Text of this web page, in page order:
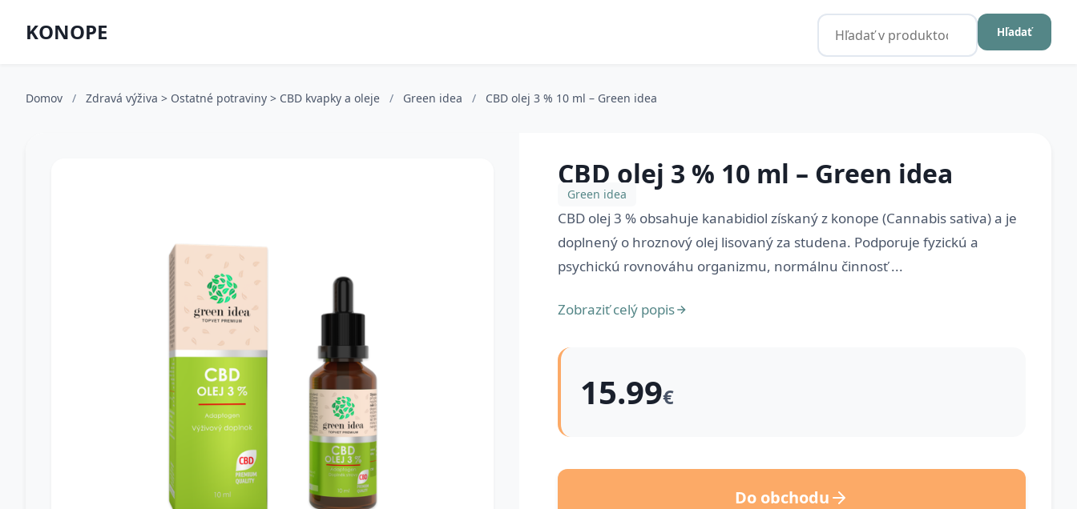
KONOPE Hľadať
Domov / Zdravá výživa > Ostatné potraviny > CBD kvapky a oleje / Green idea / CBD olej 3 % 10 ml – Green idea
CBD olej 3 % 10 ml – Green idea
Green idea
CBD olej 3 % obsahuje kanabidiol získaný z konope (Cannabis sativa) a je
doplnený o hroznový olej lisovaný za studena. Podporuje fyzickú a
psychickú rovnováhu organizmu, normálnu činnosť ...
Zobraziť celý popis
15.99€
Do obchodu